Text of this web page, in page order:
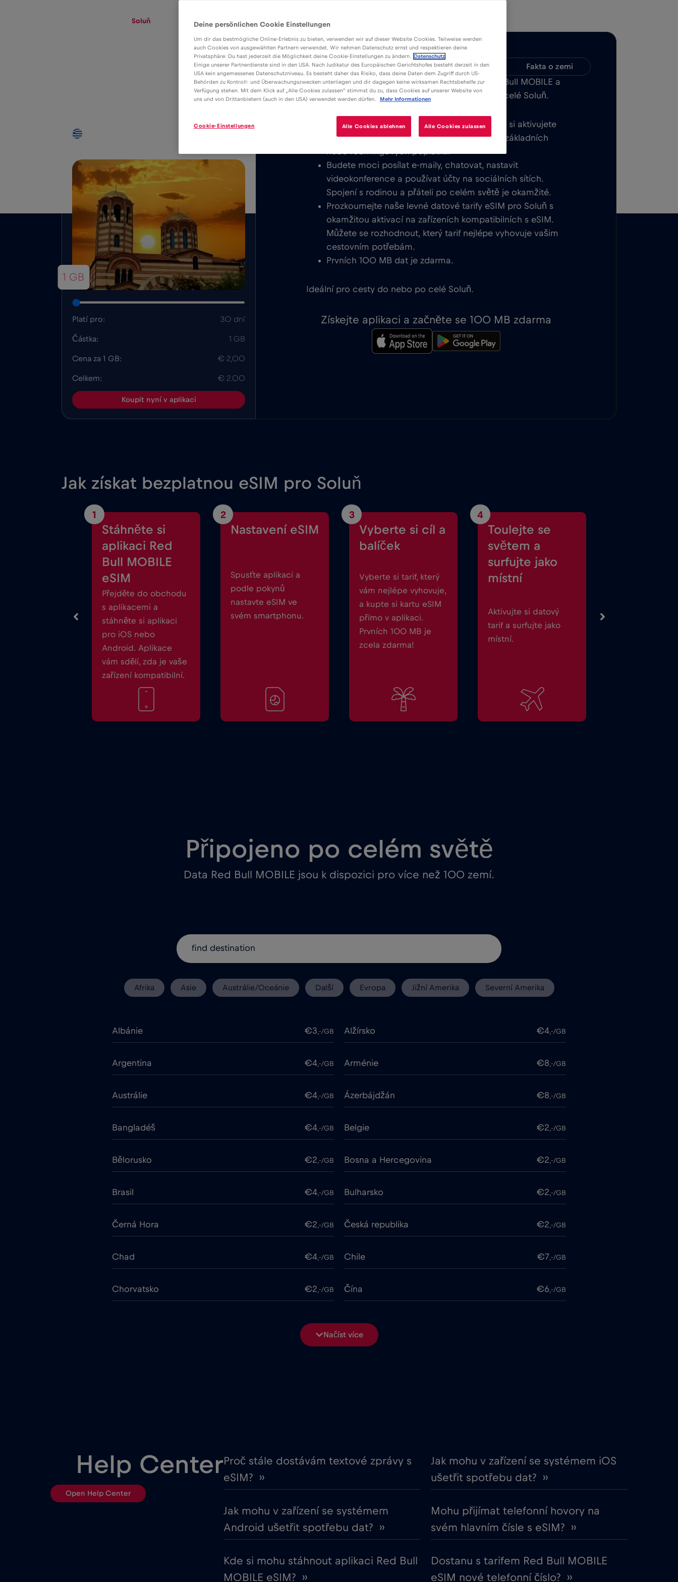
Soluň
2€/GB
1 GB
Platí pro: 30 dní
Částka: 1 GB
Cena za 1 GB: € 2,00
Celkem: € 2.00
Koupit nyní v aplikaci
Výhody Popis Kompatibilita Fakta o zemi
Stáhněte si snadno instalovatelnou aplikaci Red Bull MOBILE a
využívejte neomezený mobilní internet v nebo v celé Soluň.
Nikdy neúčtujeme základní poplatek. Jakmile si aktivujete
kartu eSIM, můžete se připojit do světa bez základních
Budete moci posílat e-maily, chatovat, nastavit
videokonference a používat účty na sociálních sítích.
Spojení s rodinou a přáteli po celém světě je okamžité.
Prozkoumejte naše levné datové tarify eSIM pro Soluň s
okamžitou aktivací na zařízeních kompatibilních s eSIM.
Můžete se rozhodnout, který tarif nejlépe vyhovuje vašim
cestovním potřebám.
Prvních 100 MB dat je zdarma.
Ideální pro cesty do nebo po celé Soluň.
Získejte aplikaci a začněte se 100 MB zdarma
Jak získat bezplatnou eSIM pro Soluň
1
Stáhněte si
aplikaci Red
Bull MOBILE
eSIM
Přejděte do obchodu
s aplikacemi a
stáhněte si aplikaci
pro iOS nebo
Android. Aplikace
vám sdělí, zda je vaše
zařízení kompatibilní.
2
Nastavení eSIM
Spusťte aplikaci a
podle pokynů
nastavte eSIM ve
svém smartphonu.
3
Vyberte si cíl a
balíček
Vyberte si tarif, který
vám nejlépe vyhovuje,
a kupte si kartu eSIM
přímo v aplikaci.
Prvních 100 MB je
zcela zdarma!
4
Toulejte se
světem a
surfujte jako
místní
Aktivujte si datový
tarif a surfujte jako
místní.
Připojeno po celém světě
Data Red Bull MOBILE jsou k dispozici pro více než 100 zemí.
Afrika Asie Austrálie/Oceánie Další Evropa Jižní Amerika Severní Amerika
Albánie €3,-/GB Alžírsko €4,-/GB
Argentina €4,-/GB Arménie €8,-/GB
Austrálie €4,-/GB Ázerbájdžán €8,-/GB
Bangladéš €4,-/GB Belgie €2,-/GB
Bělorusko €2,-/GB Bosna a Hercegovina €2,-/GB
Brasil €4,-/GB Bulharsko €2,-/GB
Černá Hora €2,-/GB Česká republika €2,-/GB
Chad €4,-/GB Chile €7,-/GB
Chorvatsko €2,-/GB Čína €6,-/GB
€18,-/GB Cruise only Telenor Maritime
Francie
€5,-/GB Ghana €3 ,-/GB
,-/GB
Načíst více
Help Center
Open Help Center
Proč stále dostávám textové zprávy s
eSIM? ››
Jak mohu v zařízení se systémem iOS
ušetřit spotřebu dat? ››
Jak mohu v zařízení se systémem
Android ušetřit spotřebu dat? ››
Mohu přijímat telefonní hovory na
svém hlavním čísle s eSIM? ››
Kde si mohu stáhnout aplikaci Red Bull
MOBILE eSIM? ››
Dostanu s tarifem Red Bull MOBILE
eSIM nové telefonní číslo? ››
Deine persönlichen Cookie Einstellungen
Um dir das bestmögliche Online-Erlebnis zu bieten, verwenden wir auf dieser Website Cookies. Teilweise werden
auch Cookies von ausgewählten Partnern verwendet. Wir nehmen Datenschutz ernst und respektieren deine
Privatsphäre: Du hast jederzeit die Möglichkeit deine Cookie-Einstellungen zu ändern.
Datenschutz
Einige unserer Partnerdienste sind in den USA. Nach Judikatur des Europäischen Gerichtshofes besteht derzeit in den
USA kein angemessenes Datenschutzniveau. Es besteht daher das Risiko, dass deine Daten dem Zugriff durch US-
Behörden zu Kontroll- und Überwachungszwecken unterliegen und dir dagegen keine wirksamen Rechtsbehelfe zur
Verfügung stehen. Mit dem Klick auf „Alle Cookies zulassen“ stimmst du zu, dass Cookies auf unserer Website von
uns und von Drittanbietern (auch in den USA) verwendet werden dürfen.
Mehr Informationen
Alle Cookies ablehnen Alle Cookies zulassen
Cookie-Einstellungen